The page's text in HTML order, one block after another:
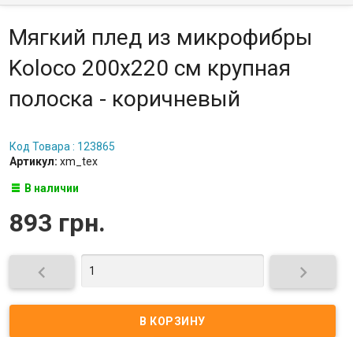
Мягкий плед из микрофибры
Koloco 200x220 см крупная
полоска - коричневый
Код Товара : 123865
Артикул: xm_tex
В наличии
893 грн.
 